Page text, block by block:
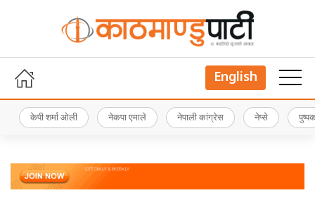
English
केपी शर्मा ओली नेकपा एमाले नेपाली कांग्रेस नेप्से